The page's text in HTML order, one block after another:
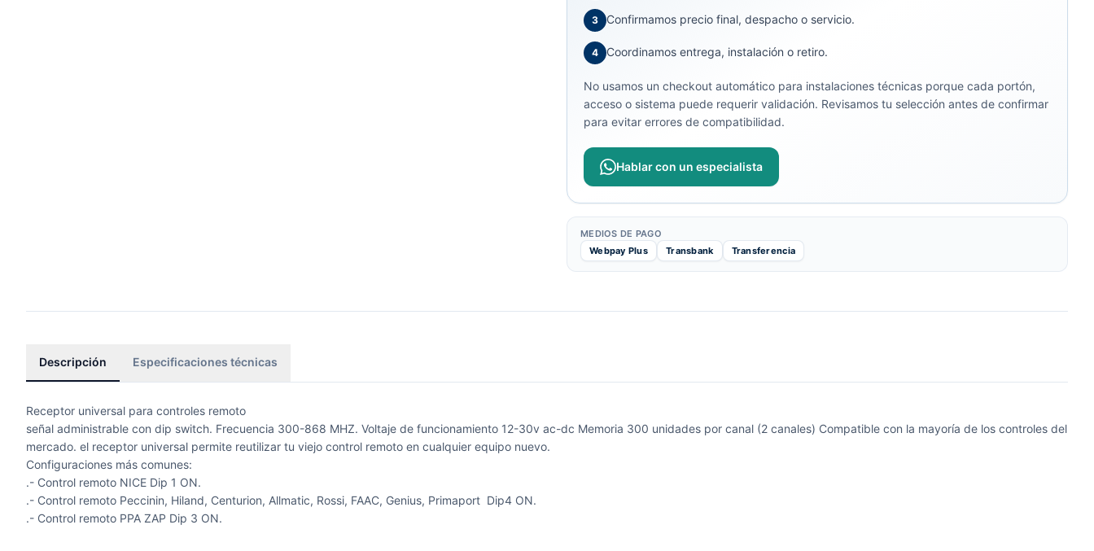
3 Confirmamos precio final, despacho o servicio.
4 Coordinamos entrega, instalación o retiro.
No usamos un checkout automático para instalaciones técnicas porque cada portón,
acceso o sistema puede requerir validación. Revisamos tu selección antes de confirmar
para evitar errores de compatibilidad.
Hablar con un especialista
MEDIOS DE PAGO
Webpay Plus
Transbank Transferencia
Descripción Especificaciones técnicas
Receptor universal para controles remoto
señal administrable con dip switch. Frecuencia 300-868 MHZ. Voltaje de funcionamiento 12-30v ac-dc Memoria 300 unidades por canal (2 canales) Compatible con la mayoría de los controles del
mercado. el receptor universal permite reutilizar tu viejo control remoto en cualquier equipo nuevo.
Configuraciones más comunes:
.- Control remoto NICE Dip 1 ON.
.- Control remoto Peccinin, Hiland, Centurion, Allmatic, Rossi, FAAC, Genius, Primaport Dip4 ON.
.- Control remoto PPA ZAP Dip 3 ON.